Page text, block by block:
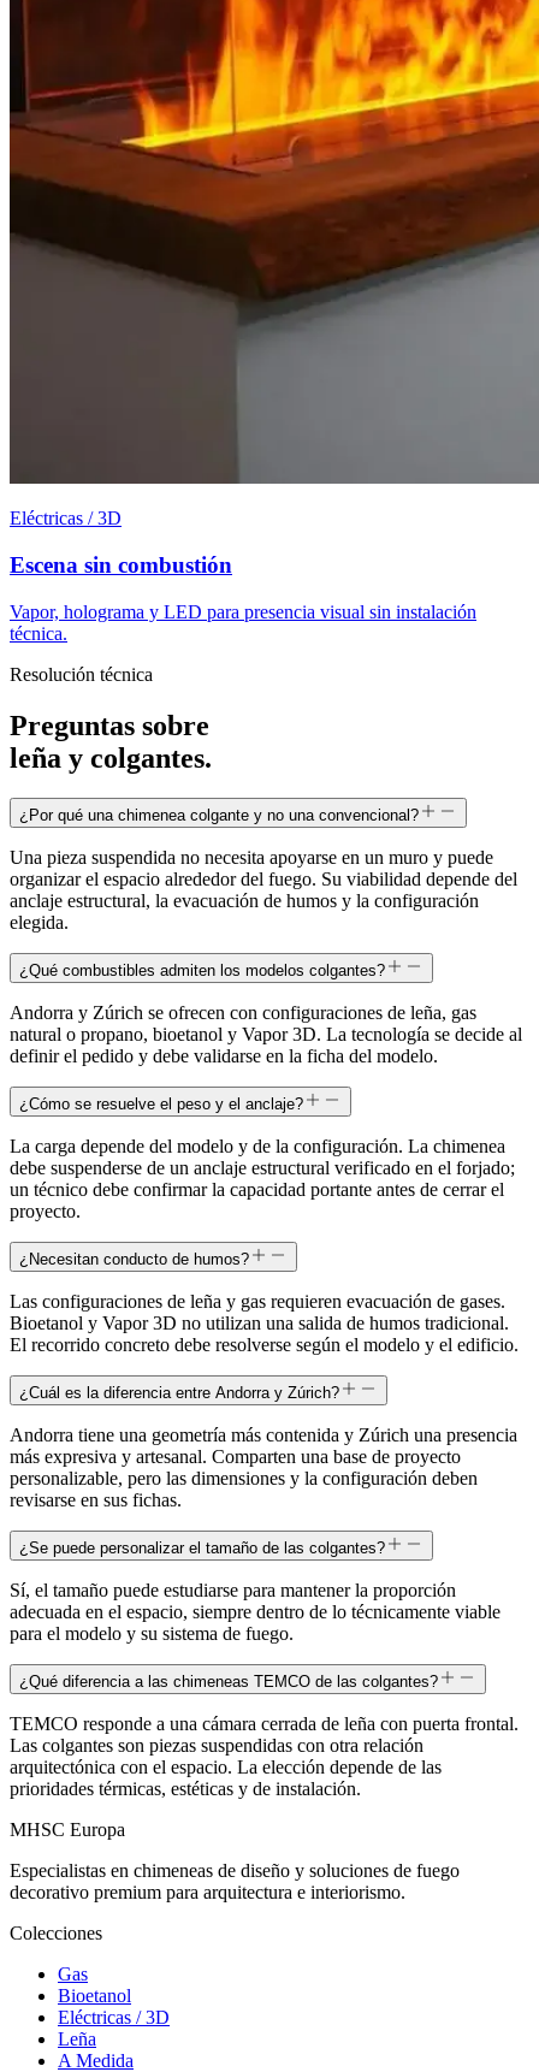
Eléctricas / 3D
Escena sin combustión
Vapor, holograma y LED para presencia visual sin instalación
técnica.
Resolución técnica
Preguntas sobre
leña y colgantes.
¿Por qué una chimenea colgante y no una convencional?
Una pieza suspendida no necesita apoyarse en un muro y puede
organizar el espacio alrededor del fuego. Su viabilidad depende del
anclaje estructural, la evacuación de humos y la configuración
elegida.
¿Qué combustibles admiten los modelos colgantes?
Andorra y Zúrich se ofrecen con configuraciones de leña, gas
natural o propano, bioetanol y Vapor 3D. La tecnología se decide al
definir el pedido y debe validarse en la ficha del modelo.
¿Cómo se resuelve el peso y el anclaje?
La carga depende del modelo y de la configuración. La chimenea
debe suspenderse de un anclaje estructural verificado en el forjado;
un técnico debe confirmar la capacidad portante antes de cerrar el
proyecto.
¿Necesitan conducto de humos?
Las configuraciones de leña y gas requieren evacuación de gases.
Bioetanol y Vapor 3D no utilizan una salida de humos tradicional.
El recorrido concreto debe resolverse según el modelo y el edificio.
¿Cuál es la diferencia entre Andorra y Zúrich?
Andorra tiene una geometría más contenida y Zúrich una presencia
más expresiva y artesanal. Comparten una base de proyecto
personalizable, pero las dimensiones y la configuración deben
revisarse en sus fichas.
¿Se puede personalizar el tamaño de las colgantes?
Sí, el tamaño puede estudiarse para mantener la proporción
adecuada en el espacio, siempre dentro de lo técnicamente viable
para el modelo y su sistema de fuego.
¿Qué diferencia a las chimeneas TEMCO de las colgantes?
TEMCO responde a una cámara cerrada de leña con puerta frontal.
Las colgantes son piezas suspendidas con otra relación
arquitectónica con el espacio. La elección depende de las
prioridades térmicas, estéticas y de instalación.
MHSC Europa
Especialistas en chimeneas de diseño y soluciones de fuego
decorativo premium para arquitectura e interiorismo.
Colecciones
Gas
Bioetanol
Eléctricas / 3D
Leña
A Medida